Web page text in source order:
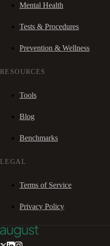
Mental Health
Tests & Procedures
Prevention & Wellness
RESOURCES
Tools
Blog
Benchmarks
LEGAL
Terms of Service
Privacy Policy